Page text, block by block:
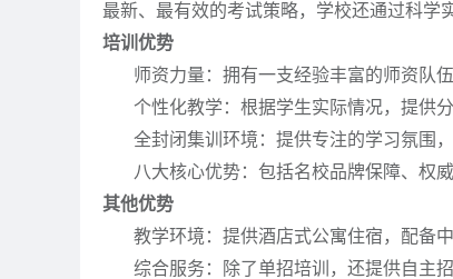
最新、最有效的考试策略，学校还通过科学
培训优势
师资力量：拥有一支经验丰富的师资队伍
个性化教学：根据学生实际情况，提供分
全封闭集训环境：提供专注的学习氛围，
八大核心优势：包括名校品牌保障、权威
其他优势
教学环境：提供酒店式公寓住宿，配备中
综合服务：除了单招培训，还提供自主招